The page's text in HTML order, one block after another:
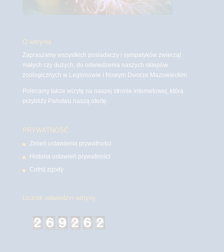
O witrynie
Zapraszamy wszystkich posiadaczy i sympatyków zwierząt
małych czy dużych, do odwiedzenia naszych sklepów
zoologicznych w Legionowie i Nowym Dworze Mazowieckim
Polecamy także wizytę na naszej stronie internetowej, która
przybliży Państwu naszą ofertę.
PRYWATNOŚĆ
Zmień ustawienia prywatności
Historia ustawień prywatności
Cofnij zgody
Licznik odwiedzin witryny